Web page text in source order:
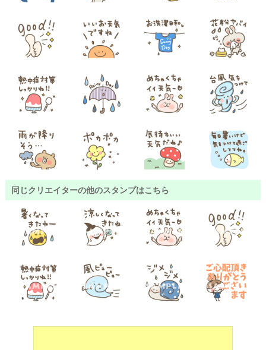
同じクリエイターの他のスタンプはこちら